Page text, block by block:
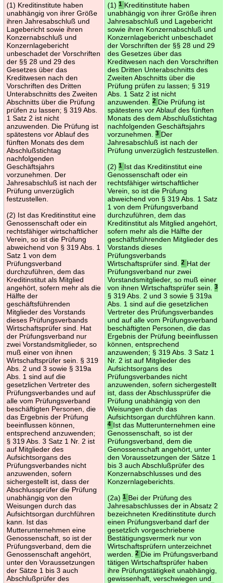
(1) Kreditinstitute haben
unabhängig von ihrer Größe
ihren Jahresabschluß und
Lagebericht sowie ihren
Konzernabschluß und
Konzernlagebericht
unbeschadet der Vorschriften
der §§ 28 und 29 des
Gesetzes über das
Kreditwesen nach den
Vorschriften des Dritten
Unterabschnitts des Zweiten
Abschnitts über die Prüfung
prüfen zu lassen; § 319 Abs.
1 Satz 2 ist nicht
anzuwenden. Die Prüfung ist
spätestens vor Ablauf des
fünften Monats des dem
Abschlußstichtag
nachfolgenden
Geschäftsjahrs
vorzunehmen. Der
Jahresabschluß ist nach der
Prüfung unverzüglich
festzustellen.
(2) Ist das Kreditinstitut eine
Genossenschaft oder ein
rechtsfähiger wirtschaftlicher
Verein, so ist die Prüfung
abweichend von § 319 Abs. 1
Satz 1 von dem
Prüfungsverband
durchzuführen, dem das
Kreditinstitut als Mitglied
angehört, sofern mehr als die
Hälfte der
geschäftsführenden
Mitglieder des Vorstands
dieses Prüfungsverbands
Wirtschaftsprüfer sind. Hat
der Prüfungsverband nur
zwei Vorstandsmitglieder, so
muß einer von ihnen
Wirtschaftsprüfer sein. § 319
Abs. 2 und 3 sowie § 319a
Abs. 1 sind auf die
gesetzlichen Vertreter des
Prüfungsverbandes und auf
alle vom Prüfungsverband
beschäftigten Personen, die
das Ergebnis der Prüfung
beeinflussen können,
entsprechend anzuwenden;
§ 319 Abs. 3 Satz 1 Nr. 2 ist
auf Mitglieder des
Aufsichtsorgans des
Prüfungsverbandes nicht
anzuwenden, sofern
sichergestellt ist, dass der
Abschlussprüfer die Prüfung
unabhängig von den
Weisungen durch das
Aufsichtsorgan durchführen
kann. Ist das
Mutterunternehmen eine
Genossenschaft, so ist der
Prüfungsverband, dem die
Genossenschaft angehört,
unter den Voraussetzungen
der Sätze 1 bis 3 auch
Abschlußprüfer des
(1) 1 Kreditinstitute haben
unabhängig von ihrer Größe ihren
Jahresabschluß und Lagebericht
sowie ihren Konzernabschluß und
Konzernlagebericht unbeschadet
der Vorschriften der §§ 28 und 29
des Gesetzes über das
Kreditwesen nach den Vorschriften
des Dritten Unterabschnitts des
Zweiten Abschnitts über die
Prüfung prüfen zu lassen; § 319
Abs. 1 Satz 2 ist nicht
anzuwenden.
2 Die Prüfung ist
spätestens vor Ablauf des fünften
Monats des dem Abschlußstichtag
nachfolgenden Geschäftsjahrs
vorzunehmen.
3 Der
Jahresabschluß ist nach der
Prüfung unverzüglich festzustellen.
(2) 1 Ist das Kreditinstitut eine
Genossenschaft oder ein
rechtsfähiger wirtschaftlicher
Verein, so ist die Prüfung
abweichend von § 319 Abs. 1 Satz
1 von dem Prüfungsverband
durchzuführen, dem das
Kreditinstitut als Mitglied angehört,
sofern mehr als die Hälfte der
geschäftsführenden Mitglieder des
Vorstands dieses
Prüfungsverbands
Wirtschaftsprüfer sind.
2 Hat der
Prüfungsverband nur zwei
Vorstandsmitglieder, so muß einer
von ihnen Wirtschaftsprüfer sein.
3
§ 319 Abs. 2 und 3 sowie § 319a
Abs. 1 sind auf die gesetzlichen
Vertreter des Prüfungsverbandes
und auf alle vom Prüfungsverband
beschäftigten Personen, die das
Ergebnis der Prüfung beeinflussen
können, entsprechend
anzuwenden; § 319 Abs. 3 Satz 1
Nr. 2 ist auf Mitglieder des
Aufsichtsorgans des
Prüfungsverbandes nicht
anzuwenden, sofern sichergestellt
ist, dass der Abschlussprüfer die
Prüfung unabhängig von den
Weisungen durch das
Aufsichtsorgan durchführen kann.
4 Ist das Mutterunternehmen eine
Genossenschaft, so ist der
Prüfungsverband, dem die
Genossenschaft angehört, unter
den Voraussetzungen der Sätze 1
bis 3 auch Abschlußprüfer des
Konzernabschlusses und des
Konzernlageberichts.
(2a) 1 Bei der Prüfung des
Jahresabschlusses der in Absatz 2
bezeichneten Kreditinstitute durch
einen Prüfungsverband darf der
gesetzlich vorgeschriebene
Bestätigungsvermerk nur von
Wirtschaftsprüfern unterzeichnet
werden.
2 Die im Prüfungsverband
tätigen Wirtschaftsprüfer haben
ihre Prüfungstätigkeit unabhängig,
gewissenhaft, verschwiegen und